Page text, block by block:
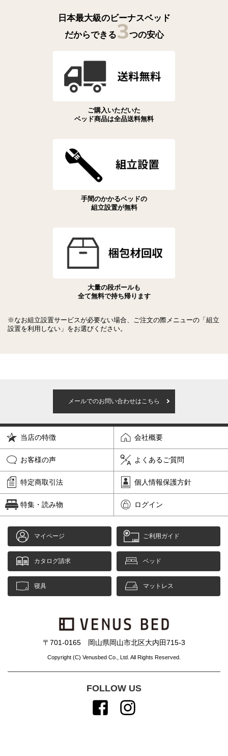
日本最大級のビーナスベッド
だからできる3つの安心
ご購入いただいた
ベッド商品は全品送料無料
手間のかかるベッドの
組立設置が無料
大量の段ボールも
全て無料で持ち帰ります
※なお組立設置サービスが必要ない場合、ご注文の際メニューの「組立
設置を利用しない」をお選びください。
メールでのお問い合わせはこちら
当店の特徴 会社概要
お客様の声 よくあるご質問
特定商取引法 個人情報保護方針
特集・読み物 ログイン
マイページ ご利用ガイド
カタログ請求 ベッド
寝具 マットレス
〒701-0165 岡山県岡山市北区大内田715-3
Copyright (C) Venusbed Co., Ltd. All Rights Reserved.
FOLLOW US